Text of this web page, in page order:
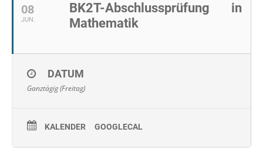
08
JUN.
BK2T-Abschlussprüfung in
Mathematik
DATUM
Ganztägig (Freitag)
KALENDER GOOGLECAL